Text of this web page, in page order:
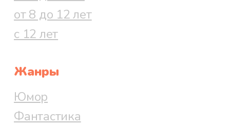
от 8 до 12 лет
с 12 лет
Жанры
Юмор
Фантастика